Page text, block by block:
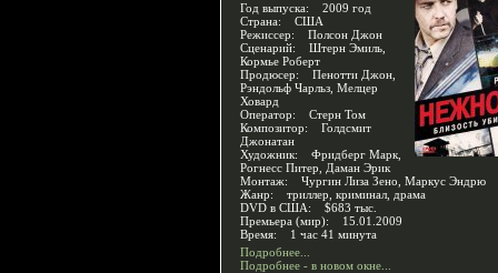
Год выпуска: 2009 год
Страна: США
Режиссер: Полсон Джон
Сценарий: Штерн Эмиль,
Кормье Роберт
Продюсер: Пенотти Джон,
Рэндольф Чарльз, Мелцер
Ховард
Оператор: Стерн Том
Композитор: Голдсмит
Джонатан
Художник: Фридберг Марк,
Рогнесс Питер, Даман Эрик
Монтаж: Чургин Лиза Зено, Маркус Эндрю
Жанр: триллер, криминал, драма
DVD в США: $683 тыс.
Премьера (мир): 15.01.2009
Время: 1 час 41 минута
Подробнее...
Подробнее - в новом окне...